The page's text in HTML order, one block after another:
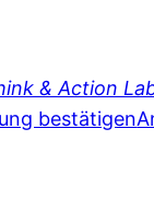
& Action
bestätigen